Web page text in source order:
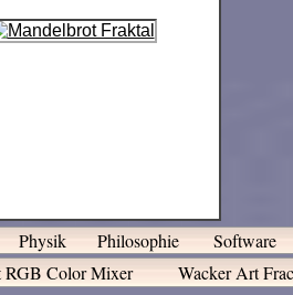
Physik Philosophie Software
RGB Color Mixer Wacker Art